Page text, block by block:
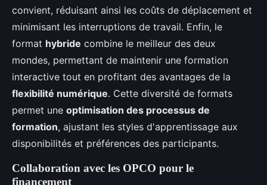
convient, réduisant ainsi les coûts de déplacement et
minimisant les interruptions de travail. Enfin, le
format hybride combine le meilleur des deux
mondes, permettant de maintenir une formation
interactive tout en profitant des avantages de la
flexibilité numérique. Cette diversité de formats
permet une optimisation des processus de
formation, ajustant les styles d'apprentissage aux
disponibilités et préférences des participants.
Collaboration avec les OPCO pour le
financement